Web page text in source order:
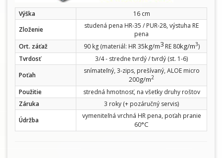
Výška
16 cm
Zloženie
studená pena HR-35 / PUR-28, výstuha RE
pena
Ort. záťaž
90 kg (materiál: HR 35kg/m3 RE 80kg/m3)
Tvrdosť
3/4 - stredne tvrdý / tvrdý (st. 1-6)
Poťah
snímateľný, 3-zips, prešívaný, ALOE micro
200g/m2
Použitie
stredná hmotnosť, na všetky druhy roštov
Záruka
3 roky (+ pozáručný servis)
Údržba
vymeniteľná vrchná HR pena, poťah pranie
60°C